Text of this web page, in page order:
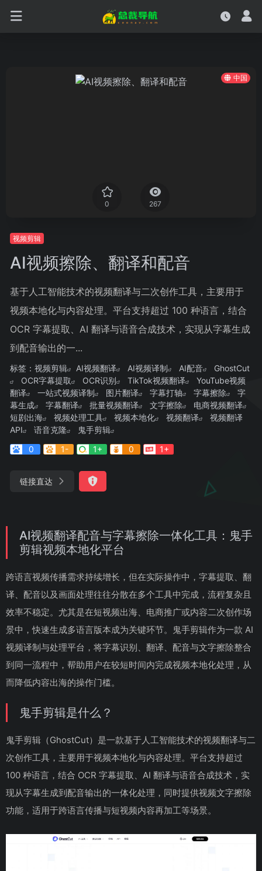
中国
0 267
视频剪辑
AI视频擦除、翻译和配音
基于人工智能技术的视频翻译与二次创作工具，主要用于
视频本地化与内容处理。平台支持超过 100 种语言，结合
OCR 字幕提取、AI 翻译与语音合成技术，实现从字幕生成
到配音输出的一...
标签： 视频剪辑 AI视频翻译 AI视频译制 AI配音
GhostCut
OCR字幕提取
OCR识别 TikTok视频翻译
YouTube视频
翻译
一站式视频译制 图片翻译 字幕打轴 字幕擦除
字
幕生成
字幕翻译 批量视频翻译 文字擦除
电商视频翻译
短剧出海
视频处理工具 视频本地化 视频翻译
视频翻译
API
语音克隆
鬼手剪辑
0
1- 1+ 0 1+
链接直达
AI视频翻译配音与字幕擦除一体化工具：鬼手
剪辑视频本地化平台
跨语言视频传播需求持续增长，但在实际操作中，字幕提取、翻
译、配音以及画面处理往往分散在多个工具中完成，流程复杂且
效率不稳定。尤其是在短视频出海、电商推广或内容二次创作场
景中，快速生成多语言版本成为关键环节。鬼手剪辑作为一款 AI
视频译制与处理平台，将字幕识别、翻译、配音与文字擦除整合
到同一流程中，帮助用户在较短时间内完成视频本地化处理，从
而降低内容出海的操作门槛。
鬼手剪辑是什么？
鬼手剪辑（GhostCut）是一款基于人工智能技术的视频翻译与二
次创作工具，主要用于视频本地化与内容处理。平台支持超过
100 种语言，结合 OCR 字幕提取、AI 翻译与语音合成技术，实
现从字幕生成到配音输出的一体化处理，同时提供视频文字擦除
功能，适用于跨语言传播与短视频内容再加工等场景。